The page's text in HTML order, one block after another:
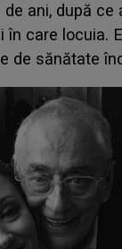
ani, după ce
în care locuia.
de sănătate